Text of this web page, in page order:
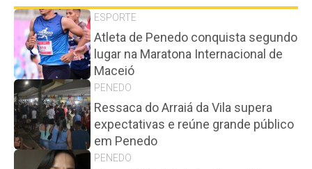
ESPORTE
Atleta de Penedo conquista segundo
lugar na Maratona Internacional de
Maceió
PENEDO
Ressaca do Arraiá da Vila supera
expectativas e reúne grande público
em Penedo
PENEDO